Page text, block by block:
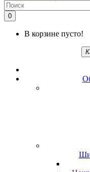
0
В корзине пусто!